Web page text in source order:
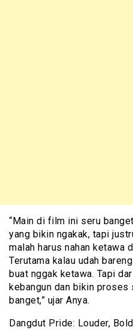
“Main di film ini seru
yang bikin ngakak, tapi
malah harus nahan ketawa
Terutama kalau udah
buat nggak ketawa. Tapi
kebangun dan bikin proses
banget,” ujar Anya.
Dangdut Pride: Louder,